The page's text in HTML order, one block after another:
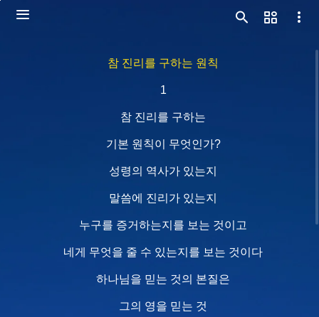
참 진리를 구하는 원칙
1
참 진리를 구하는
기본 원칙이 무엇인가?
성령의 역사가 있는지
말씀에 진리가 있는지
누구를 증거하는지를 보는 것이고
네게 무엇을 줄 수 있는지를 보는 것이다
하나님을 믿는 것의 본질은
그의 영을 믿는 것